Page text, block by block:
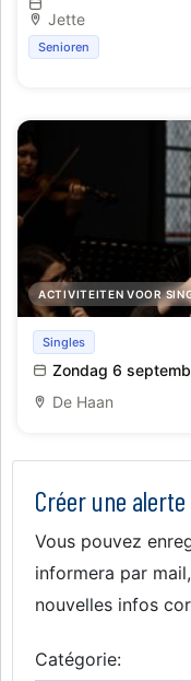
Jette
Senioren
ACTIVITEITEN VOOR
Lezing over het
live vioolmuziek
Singles
Zondag 6
De Haan
Créer une alerte
Vous pouvez
informera par
nouvelles infos
Catégorie: